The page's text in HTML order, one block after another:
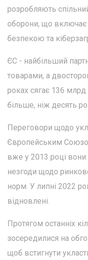
розробляють
оборони, що включає
безпекою та
ЄС - найбільший
товарами, а
роках сягає 136
більше, ніж десять
Переговори щодо
Європейським
вже у 2013 році вони
незгоди щодо
норм. У липні 2022
відновлені.
Протягом останніх
зосередилися на
щоб встигнути